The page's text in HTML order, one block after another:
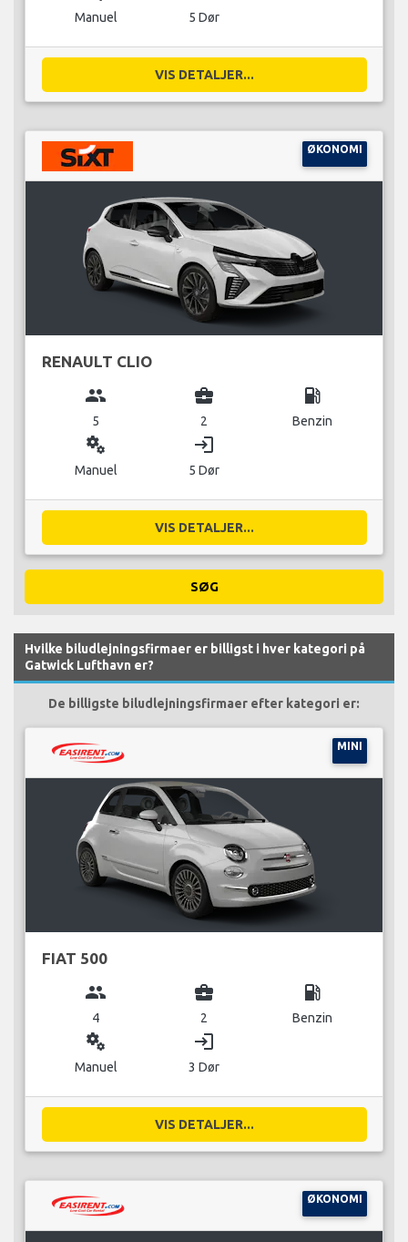
Manuel 5 Dør
VIS DETALJER...
ØKONOMI
RENAULT CLIO
group
5
business_center
2
local_gas_station
Benzin
miscellaneous_services
Manuel
login
5 Dør
VIS DETALJER...
SØG
Hvilke biludlejningsfirmaer er billigst i hver kategori på
Gatwick Lufthavn er?
De billigste biludlejningsfirmaer efter kategori er:
MINI
FIAT 500
group
4
business_center
2
local_gas_station
Benzin
miscellaneous_services
Manuel
login
3 Dør
VIS DETALJER...
ØKONOMI